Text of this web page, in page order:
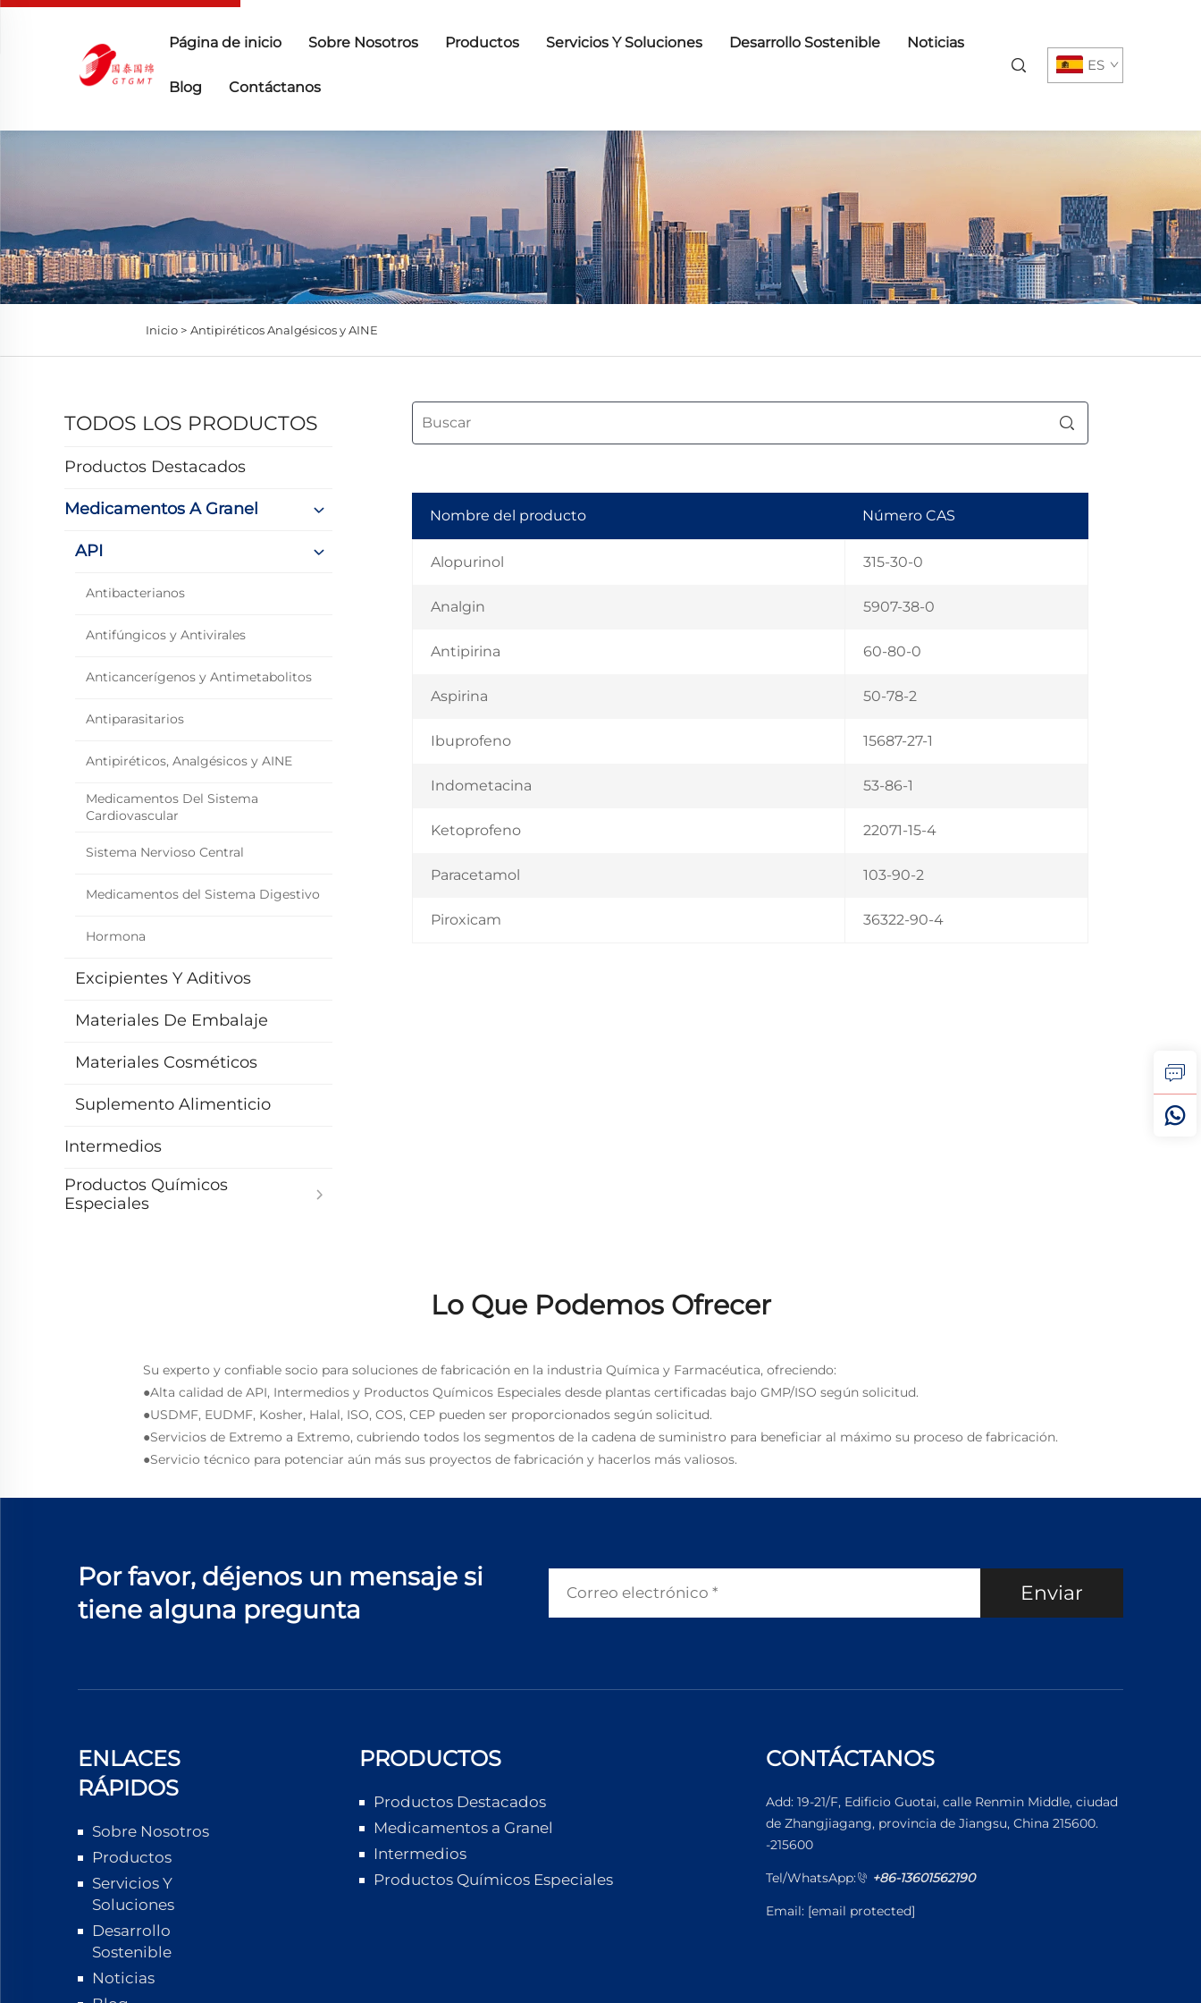
Página de inicio Sobre Nosotros Productos Servicios Y Soluciones Desarrollo Sostenible Noticias
Blog Contáctanos
ES
Inicio > Antipiréticos Analgésicos y AINE
TODOS LOS PRODUCTOS
Productos Destacados
Medicamentos A Granel
API
Antibacterianos
Antifúngicos y Antivirales
Anticancerígenos y Antimetabolitos
Antiparasitarios
Antipiréticos, Analgésicos y AINE
Medicamentos Del Sistema
Cardiovascular
Sistema Nervioso Central
Medicamentos del Sistema Digestivo
Hormona
Excipientes Y Aditivos
Materiales De Embalaje
Materiales Cosméticos
Suplemento Alimenticio
Intermedios
Productos Químicos
Especiales
Nombre del producto Número CAS
Alopurinol 315-30-0
Analgin 5907-38-0
Antipirina 60-80-0
Aspirina 50-78-2
Ibuprofeno 15687-27-1
Indometacina 53-86-1
Ketoprofeno 22071-15-4
Paracetamol 103-90-2
Piroxicam 36322-90-4
Lo Que Podemos Ofrecer
Su experto y confiable socio para soluciones de fabricación en la industria Química y Farmacéutica, ofreciendo:
●Alta calidad de API, Intermedios y Productos Químicos Especiales desde plantas certificadas bajo GMP/ISO según solicitud.
●USDMF, EUDMF, Kosher, Halal, ISO, COS, CEP pueden ser proporcionados según solicitud.
●Servicios de Extremo a Extremo, cubriendo todos los segmentos de la cadena de suministro para beneficiar al máximo su proceso de fabricación.
●Servicio técnico para potenciar aún más sus proyectos de fabricación y hacerlos más valiosos.
Por favor, déjenos un mensaje si
tiene alguna pregunta
Enviar
ENLACES
RÁPIDOS
Sobre Nosotros
Productos
Servicios Y
Soluciones
Desarrollo
Sostenible
Noticias
PRODUCTOS
Productos Destacados
Medicamentos a Granel
Intermedios
Productos Químicos Especiales
CONTÁCTANOS
Add: 19-21/F, Edificio Guotai, calle Renmin Middle, ciudad
de Zhangjiagang, provincia de Jiangsu, China 215600.
-215600
Tel/WhatsApp: +86-13601562190
Email: [email protected]